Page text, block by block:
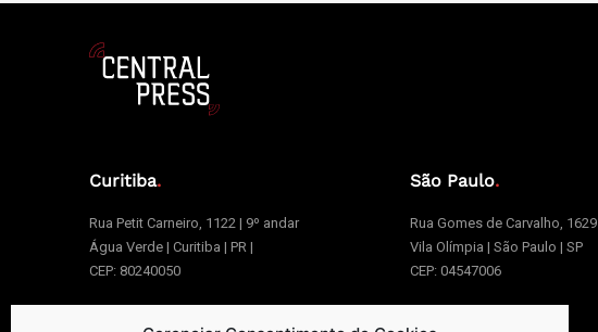
Curitiba.
Rua Petit Carneiro, 1122 | 9º andar
Água Verde | Curitiba | PR |
CEP: 80240050
São Paulo.
Rua Gomes de Carvalho, 1629
Vila Olímpia | São Paulo | SP
CEP: 04547006